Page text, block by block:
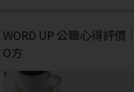
WORD UP 公職心得評
O方